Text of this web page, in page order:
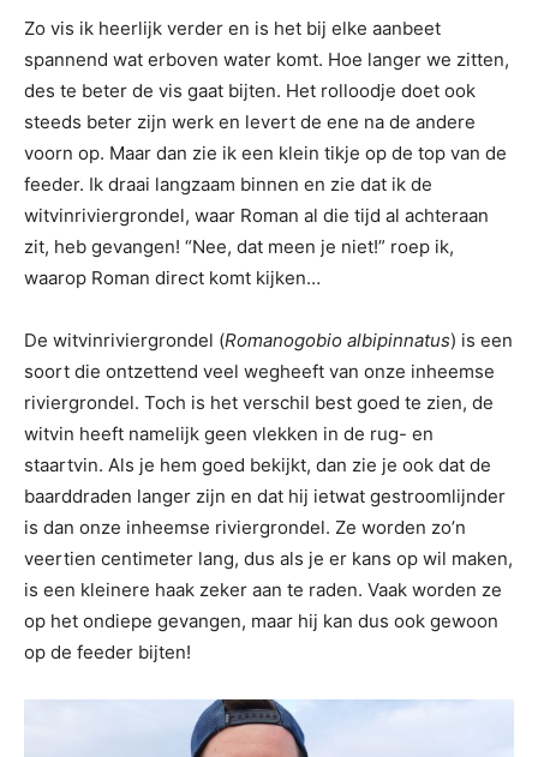
Zo vis ik heerlijk verder en is het bij elke aanbeet
spannend wat erboven water komt. Hoe langer we zitten,
des te beter de vis gaat bijten. Het rolloodje doet ook
steeds beter zijn werk en levert de ene na de andere
voorn op. Maar dan zie ik een klein tikje op de top van de
feeder. Ik draai langzaam binnen en zie dat ik de
witvinriviergrondel, waar Roman al die tijd al achteraan
zit, heb gevangen! “Nee, dat meen je niet!” roep ik,
waarop Roman direct komt kijken…
De witvinriviergrondel (Romanogobio albipinnatus) is een
soort die ontzettend veel wegheeft van onze inheemse
riviergrondel. Toch is het verschil best goed te zien, de
witvin heeft namelijk geen vlekken in de rug- en
staartvin. Als je hem goed bekijkt, dan zie je ook dat de
baarddraden langer zijn en dat hij ietwat gestroomlijnder
is dan onze inheemse riviergrondel. Ze worden zo’n
veertien centimeter lang, dus als je er kans op wil maken,
is een kleinere haak zeker aan te raden. Vaak worden ze
op het ondiepe gevangen, maar hij kan dus ook gewoon
op de feeder bijten!